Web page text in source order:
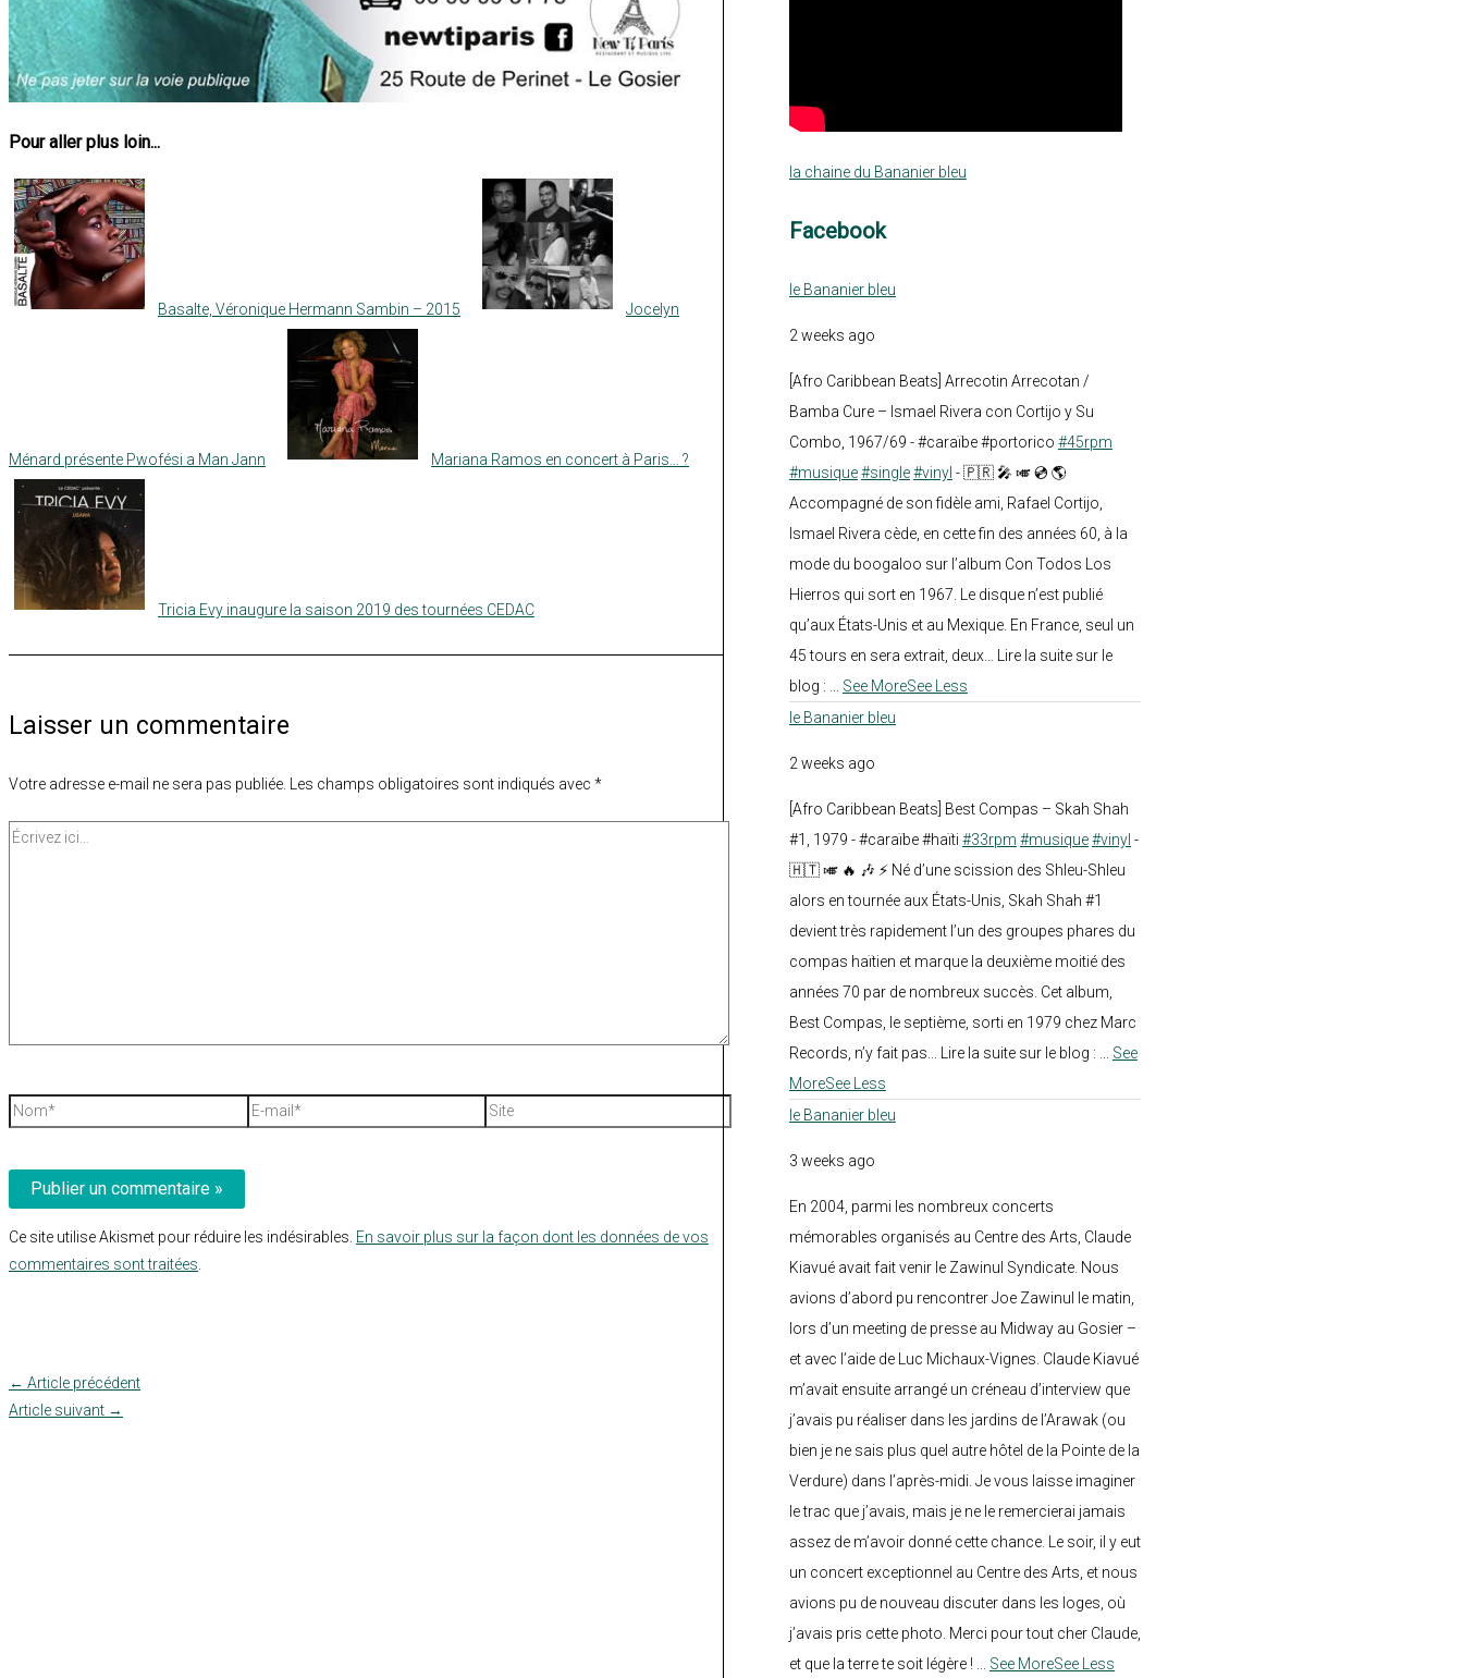
Pour aller plus loin...
Basalte, Véronique Hermann Sambin – 2015 Jocelyn
Ménard présente Pwofési a Man Jann Mariana Ramos en concert à Paris… ?
Tricia Evy inaugure la saison 2019 des tournées CEDAC
Laisser un commentaire
Votre adresse e-mail ne sera pas publiée. Les champs obligatoires sont indiqués avec *
Écrivez
Nom*
E-
mail*
Site
Ce site utilise Akismet pour réduire les indésirables. En savoir plus sur la façon dont les données de vos
commentaires sont traitées.
← Article précédent
Article suivant →
la chaine du Bananier bleu
Facebook
le Bananier bleu
2 weeks ago
[Afro Caribbean Beats] Arrecotin Arrecotan /
Bamba Cure – Ismael Rivera con Cortijo y Su
Combo, 1967/69 - #caraïbe #portorico #45rpm
#musique#single#vinyl - 🇵🇷 🎤 🎺 💿 🌎
Accompagné de son fidèle ami, Rafael Cortijo,
Ismael Rivera cède, en cette fin des années 60, à la
mode du boogaloo sur l’album Con Todos Los
Hierros qui sort en 1967. Le disque n’est publié
qu’aux États-Unis et au Mexique. En France, seul un
45 tours en sera extrait, deux... Lire la suite sur le
blog :
See MoreSee Less
le Bananier bleu
2 weeks ago
[Afro Caribbean Beats] Best Compas – Skah Shah
#1, 1979 - #caraïbe #haïti #33rpm #musique#vinyl -
🇭🇹 🎺 🔥 🎶 ⚡ Né d’une scission des Shleu-Shleu
alors en tournée aux États-Unis, Skah Shah #1
devient très rapidement l’un des groupes phares du
compas haïtien et marque la deuxième moitié des
années 70 par de nombreux succès. Cet album,
Best Compas, le septième, sorti en 1979 chez Marc
Records, n’y fait pas... Lire la suite sur le blog :
See
MoreSee Less
le Bananier bleu
3 weeks ago
En 2004, parmi les nombreux concerts
mémorables organisés au Centre des Arts, Claude
Kiavué avait fait venir le Zawinul Syndicate. Nous
avions d’abord pu rencontrer Joe Zawinul le matin,
lors d’un meeting de presse au Midway au Gosier –
et avec l’aide de Luc Michaux-Vignes. Claude Kiavué
m’avait ensuite arrangé un créneau d’interview que
j’avais pu réaliser dans les jardins de l’Arawak (ou
bien je ne sais plus quel autre hôtel de la Pointe de la
Verdure) dans l’après-midi. Je vous laisse imaginer
le trac que j’avais, mais je ne le remercierai jamais
assez de m’avoir donné cette chance. Le soir, il y eut
un concert exceptionnel au Centre des Arts, et nous
avions pu de nouveau discuter dans les loges, où
j’avais pris cette photo. Merci pour tout cher Claude,
et que la terre te soit légère !
See MoreSee Less